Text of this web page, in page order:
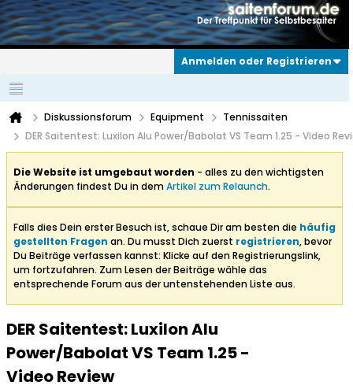
Anmelden oder Registrieren
Diskussionsforum Equipment
Tennissaiten
DER Saitentest: Luxilon Alu Power/Babolat VS Team 1.25 - Video
Die Website ist umgebaut worden - alles zu den wichtigsten
Änderungen findest Du in demArtikel zum Relaunch.
Falls dies Dein erster Besuch ist, schaue Dir am besten die häufig
gestellten Fragen an. Du musst Dich zuerst registrieren, bevor
Du Beiträge verfassen kannst: Klicke auf den Registrierungslink,
um fortzufahren. Zum Lesen der Beiträge wähle das
entsprechende Forum aus der untenstehenden Liste aus.
DER Saitentest: Luxilon Alu
Power/Babolat VS Team 1.25 -
Video Review